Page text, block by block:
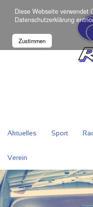
Diese Webseite verwendet
Datenschutzerklärung
Zustimmen
Aktuelles Sport
Verein